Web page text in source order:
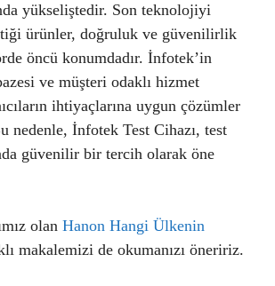
yükseliştedir. Son teknolojiyi
ürünler, doğruluk ve güvenilirlik
öncü konumdadır. İnfotek’in
ve müşteri odaklı hizmet
ihtiyaçlarına uygun çözümler
nedenle, İnfotek Test Cihazı, test
güvenilir bir tercih olarak öne
olan Hanon Hangi Ülkenin
makalemizi de okumanızı öneririz.